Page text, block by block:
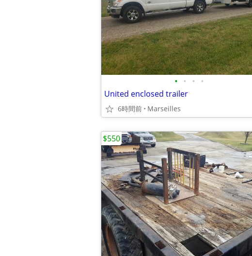
• • • •
United enclosed trailer
6時間前 Marseilles
$550